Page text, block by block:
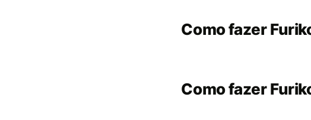
Como fazer
Como fazer